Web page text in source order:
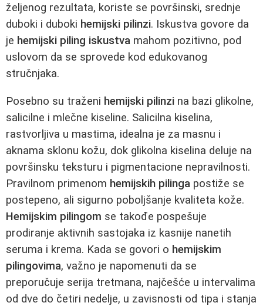
željenog rezultata, koriste se površinski, srednje
duboki i duboki hemijski pilinzi. Iskustva govore da
je hemijski piling iskustva mahom pozitivno, pod
uslovom da se sprovede kod edukovanog
stručnjaka.
Posebno su traženi hemijski pilinzi na bazi glikolne,
salicilne i mlečne kiseline. Salicilna kiselina,
rastvorljiva u mastima, idealna je za masnu i
aknama sklonu kožu, dok glikolna kiselina deluje na
površinsku teksturu i pigmentacione nepravilnosti.
Pravilnom primenom hemijskih pilinga postiže se
postepeno, ali sigurno poboljšanje kvaliteta kože.
Hemijskim pilingom se takođe pospešuje
prodiranje aktivnih sastojaka iz kasnije nanetih
seruma i krema. Kada se govori o hemijskim
pilingovima, važno je napomenuti da se
preporučuje serija tretmana, najčešće u intervalima
od dve do četiri nedelje, u zavisnosti od tipa i stanja